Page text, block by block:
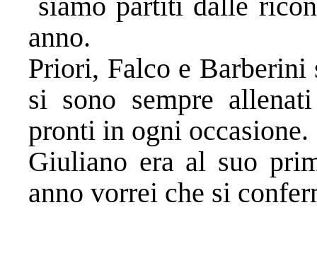
anno.
Priori, Falco e
si sono sempre
pronti in ogni occasione.
Giuliano era al suo
anno vorrei che si